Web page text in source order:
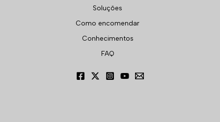
Soluções
Como encomendar
Conhecimentos
FAQ